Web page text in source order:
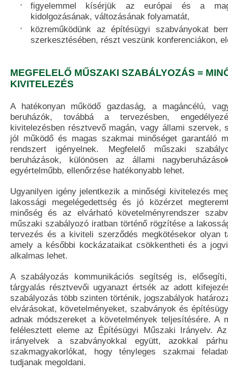
figyelemmel kísérjük az európai és a
kidolgozásának, változásának folyamatát,
közreműködünk az építésügyi szabványokat
szerkesztésében, részt veszünk konferenciákon,
MEGFELELŐ MŰSZAKI SZABÁLYOZÁS =
KIVITELEZÉS
A hatékonyan működő gazdaság, a magáncélú,
beruházók, továbbá a tervezésben,
kivitelezésben résztvevő magán, vagy állami szervek,
jól működő és magas szakmai minőséget garantáló
rendszert igényelnek. Megfelelő műszaki
beruházások, különösen az állami
egyértelműbb, ellenőrzése hatékonyabb lehet.
Ugyanilyen igény jelentkezik a minőségi kivitelezés
lakossági megelégedettség és jó közérzet
minőség és az elvárható követelményrendszer
műszaki szabályozó iratban történő rögzítése a
tervezés és a kiviteli szerződés megkötésekor olyan
amely a későbbi kockázataikat csökkentheti és a
alkalmas lehet.
A szabályozás kommunikációs segítség is,
tárgyalás résztvevői ugyanazt értsék az adott
szabályozás több szinten történik, jogszabályok
elvárásokat, követelményeket, szabványok és
adnak módszereket a követelmények teljesítésére. A
felélesztett eleme az Építésügyi Műszaki Irányelv.
irányelvek a szabványokkal együtt, azokkal
szakmagyakorlókat, hogy tényleges szakmai
tudjanak megoldani.